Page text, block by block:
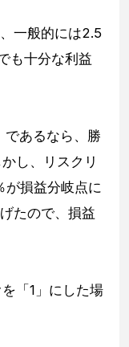
一般的には2.5
も十分な利益
であるなら、勝
し、リスクリ
が損益分岐点に
たので、損益
「1」にした場